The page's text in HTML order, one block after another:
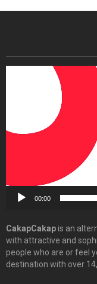
00:00
CakapCakapis an
with attractive and
people who are or feel
destination with over